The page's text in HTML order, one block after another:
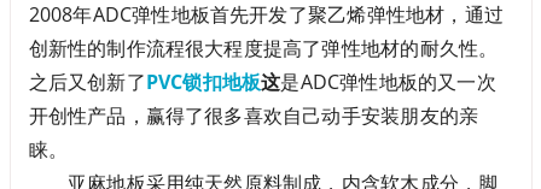
2008年ADC弹性地板首先开发了聚乙烯弹性地材，通过
创新性的制作流程很大程度提高了弹性地材的耐久性。
之后又创新了PVC锁扣地板这是ADC弹性地板的又一次
开创性产品，赢得了很多喜欢自己动手安装朋友的亲
睐。
亚麻地板采用纯天然原料制成，内含软木成分，脚